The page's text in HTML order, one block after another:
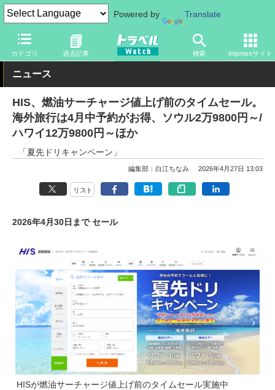
Powered by Translate
カテゴリ 過去記事 検索 Impressサイト
トラベル Watch 旅の情報 セール
ニュース
HIS、燃油サーチャージ値上げ前のタイムセール。
海外旅行は4月中予約がお得、ソウル2万9800円～/
ハワイ12万9800円～ほか
「夏先ドリキャンペーン」
編集部：白江ちなみ 2026年4月27日 13:03
リスト
2026年4月30日まで セール
HISが燃油サーチャージ値上げ前のタイムセール実施中